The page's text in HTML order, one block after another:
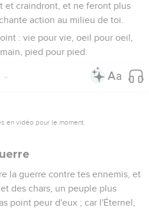
et craindront, et ne feront plus
action au milieu de toi.
: vie pour vie, oeil pour oeil,
pied pour pied.
en vidéo pour le moment.
la guerre contre tes ennemis, et
des chars, un peuple plus
point peur d'eux ; car l'Éternel,